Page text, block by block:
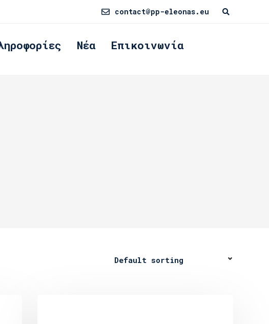
contact@pp-eleonas.eu
Νέα Επικοινωνία